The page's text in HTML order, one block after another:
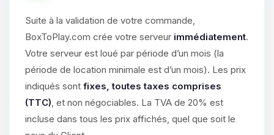
Suite à la validation de votre commande,
BoxToPlay.com crée votre serveur immédiatement.
Votre serveur est loué par période d’un mois (la
période de location minimale est d’un mois). Les prix
indiqués sont fixes, toutes taxes comprises
(TTC), et non négociables. La TVA de 20% est
incluse dans tous les prix affichés, quel que soit le